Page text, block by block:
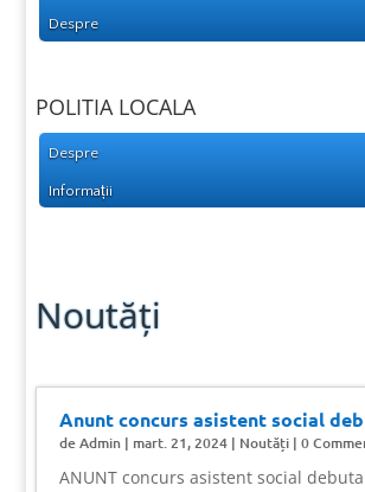
Despre
POLITIA LOCALA
Despre
Informații
Noutăți
Anunt concurs asistent social
deAdmin | mart. 21, 2024 | Noutăți | 0
ANUNT concurs asistent social